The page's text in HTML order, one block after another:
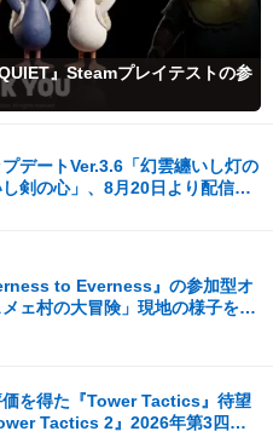
』Steamプレイテストの参
プデートVer.3.6「幻雲纏いし灯の
剣の心」、8月20日より配信開
to Everness』の参加型オ
ェ村の大冒険」現地の様子をレ
を得た『Tower Tactics』待望
Tactics 2』2026年第3四半